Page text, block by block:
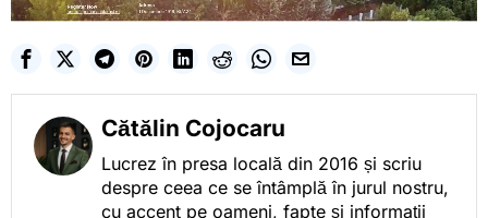
Cătălin Cojocaru
Lucrez în presa locală din 2016 și scriu
despre ceea ce se întâmplă în jurul nostru,
cu accent pe oameni, fapte și informații